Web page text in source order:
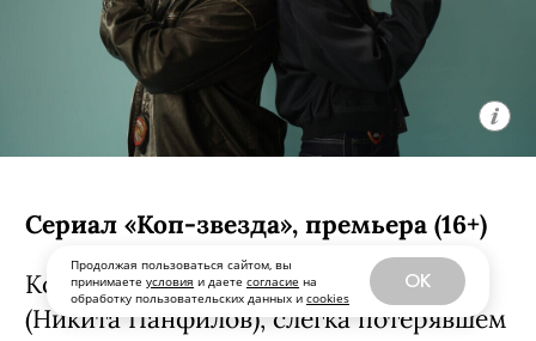
Продолжая пользоваться сайтом, вы
принимаете условия и даете согласие на
обработку пользовательских данных и cookies
OK
С 7 августа, Netflix
ЧТО ЕЩЕ ПОСМОТРЕТЬ